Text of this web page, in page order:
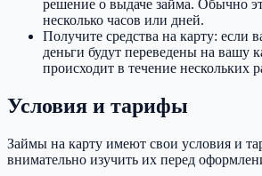
решение о выдаче займа. Обычно
несколько часов или дней.
Получите средства на карту: если
деньги будут переведены на вашу
происходит в течение нескольких
Условия и тарифы
Займы на карту имеют свои условия и
внимательно изучить их перед